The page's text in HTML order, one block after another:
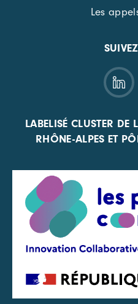
Les
LABELISÉ CLUSTER
RHÔNE-ALPES ET